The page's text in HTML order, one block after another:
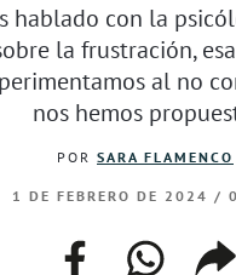
hablado con la
la frustración,
al no
nos hemos
POR SARA FLAMENCO
1 DE FEBRERO DE 2024 /
facebookwhatsapp